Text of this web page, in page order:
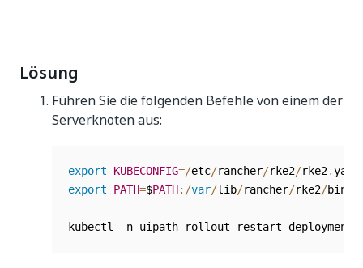
Lösung
Führen Sie die folgenden Befehle von einem der
Serverknoten aus:
export KUBECONFIG=/etc/rancher/rke2/rke2.
export
PATH=$PATH: /var/lib/rancher/rke2/bin
kubectl -n uipath rollout restart deployments